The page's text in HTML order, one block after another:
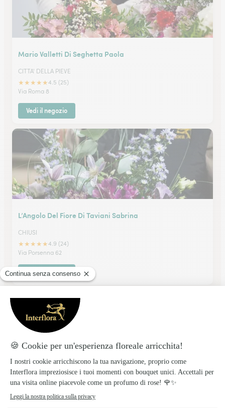
Mario Valletti Di Seghetta Paola
CITTA' DELLA PIEVE
★★★★★4.5 (25)
Via Roma 8
Vedi il negozio
L’Angolo Del Fiore Di Taviani Sabrina
CHIUSI
★★★★★4.9 (24)
Via Porsenna 62
Vedi il negozio
Fiorista Medici Di Frosoni Ornella
ORVIETO